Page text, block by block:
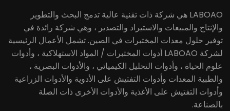
LABOAO هي شركة ذات تقنية عالية تدمج البحث والتطوير
والإنتاج والمبيعات والاستيراد والتصدير ، وهي شركة رائدة في
توفير حلول معدات المختبرات في الصين. تشمل الأعمال الرئيسية
لشركة LABOAO أدوات المختبرات / المواد الاستهلاكية ، وأدوات
علوم الحياة ، وأدوات التحليل الكيميائي ، والأدوات البصرية ،
والطبية المعدات وأدوات التفتيش على الأدوية والأدوات الزراعية
وأدوات التفتيش على الأغذية والأدوات الأخرى ذات الصلة
بالصناعة.